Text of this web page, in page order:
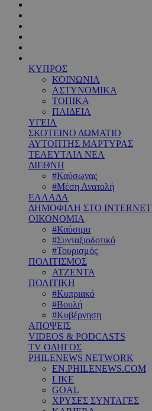
ΚΥΠΡΟΣ
ΚΟΙΝΩΝΙΑ
ΑΣΤΥΝΟΜΙΚΑ
ΤΟΠΙΚΑ
ΠΑΙΔΕΙΑ
ΥΓΕΙΑ
ΣΚΟΤΕΙΝΟ ΔΩΜΑΤΙΟ
ΑΥΤΟΠΤΗΣ ΜΑΡΤΥΡΑΣ
ΤΕΛΕΥΤΑΙΑ ΝΕΑ
ΔΙΕΘΝΗ
#Καύσωνας
#Μέση Ανατολή
ΕΛΛΑΔΑ
ΔΗΜΟΦΙΛΗ ΣΤΟ INTERNET
ΟΙΚΟΝΟΜΙΑ
#Καύσιμα
#Συνταξιοδοτικό
#Τουρισμός
ΠΟΛΙΤΙΣΜΟΣ
ΑΤΖΕΝΤΑ
ΠΟΛΙΤΙΚΗ
#Κυπριακό
#Βουλή
#Κυβέρνηση
ΑΠΟΨΕΙΣ
VIDEOS & PODCASTS
TV ΟΔΗΓΟΣ
PHILENEWS NETWORK
EN.PHILENEWS.COM
LIKE
GOAL
ΧΡΥΣΕΣ ΣΥΝΤΑΓΕΣ